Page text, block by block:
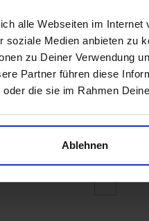
alle Webseiten im
Medien anbieten zu
zu Deiner Verwendung
Partner führen diese
die sie im Rahmen
Ablehnen